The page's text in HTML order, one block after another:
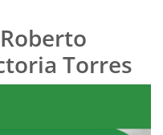
Torres